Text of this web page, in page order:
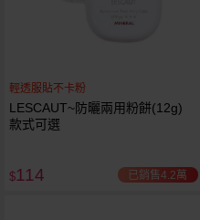
輕透服貼不卡粉
LESCAUT~防曬兩用粉餅(12g)
款式可選
$114 已銷售4.2萬